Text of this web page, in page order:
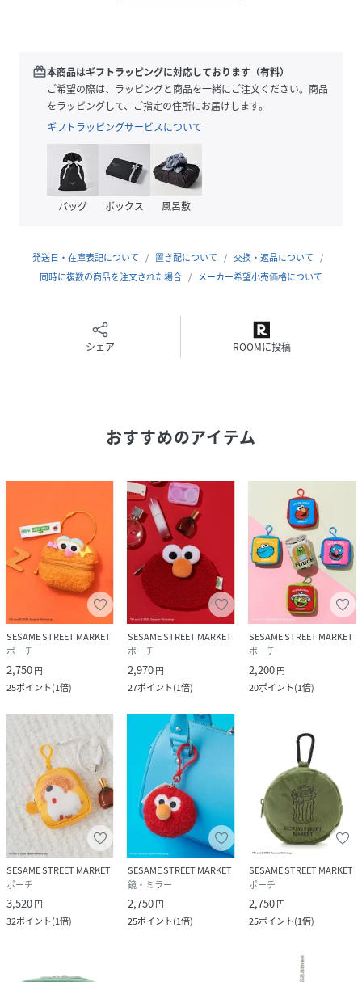
あります。
またパソコン・スマートフォンなどの環境により、若干製品
と画像のカラーが異なる場合もございます。予めご了承くだ
さい。
商品の色味は、商品単品画像をご参照下さい。
※商品画像はサンプルのため、色味やサイズ等の仕様に変更
がある場合がございますので、予めご了承ください。
原産国 中国
redeem本商品はギフトラッピングに対応しております（有料）
ご希望の際は、ラッピングと商品を一緒にご注文ください。商品
をラッピングして、ご指定の住所にお届けします。
ギフトラッピングサービスについて
バッグ ボックス 風呂敷
発送日・在庫表記について 置き配について
交換・返品について
同時に複数の商品を注文された場合
メーカー希望小売価格について
シェア ROOMに投稿
おすすめのアイテム
SESAME STREET MARKET
ポーチ
2,750円
25ポイント(1倍)
SESAME STREET MARKET
ポーチ
2,970円
27ポイント(1倍)
SESAME STREET MARKET
ポーチ
2,200円
20ポイント(1倍)
SESAME STREET MARKET
ポーチ
3,520円
32ポイント(1倍)
SESAME STREET MARKET
鏡・ミラー
2,750円
25ポイント(1倍)
SESAME STREET MARKET
ポーチ
2,750円
25ポイント(1倍)